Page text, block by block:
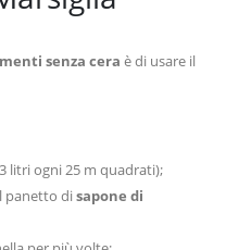
senza cera è di usare il
litri ogni 25 m quadrati);
panetto disapone di